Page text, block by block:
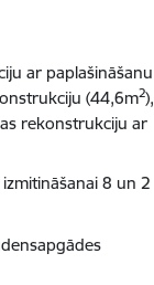
ar paplašināšanu
(44,6m2),
rekonstrukciju ar
8 un 2